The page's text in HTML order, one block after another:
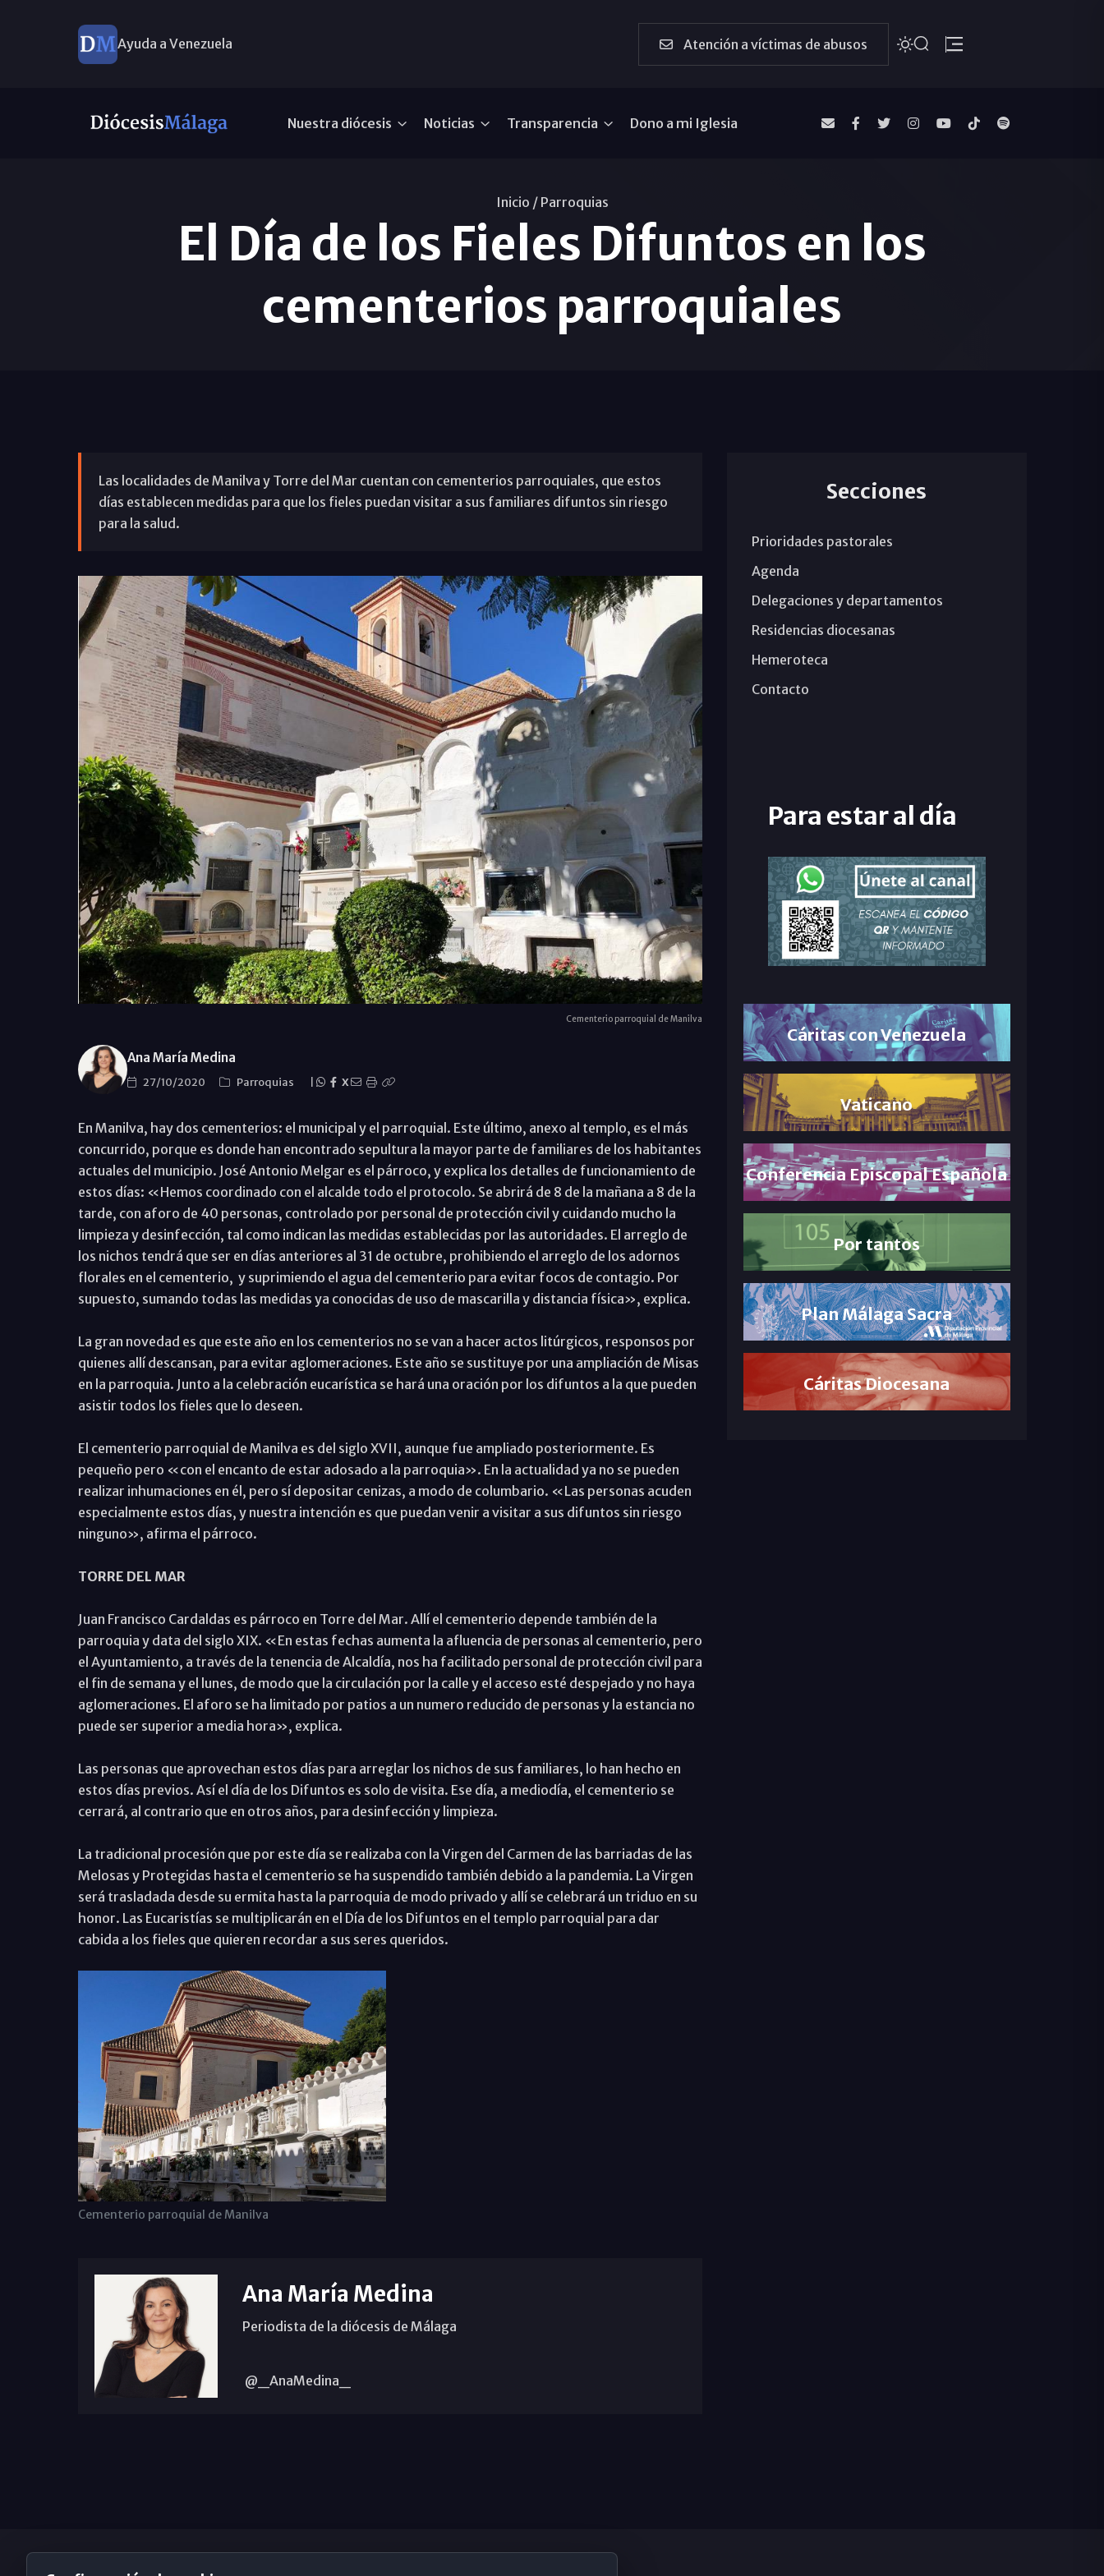
Ayuda a Venezuela Atención a víctimas de abusos
Nuestra diócesis Noticias Transparencia Dono a mi Iglesia
Inicio / Parroquias
El Día de los Fieles Difuntos en los
cementerios parroquiales
Las localidades de Manilva y Torre del Mar cuentan con cementerios parroquiales, que estos
días establecen medidas para que los fieles puedan visitar a sus familiares difuntos sin riesgo
para la salud.
Cementerio parroquial de Manilva
Ana María Medina
27/10/2020 Parroquias X
En Manilva, hay dos cementerios: el municipal y el parroquial. Este último, anexo al templo, es el más
concurrido, porque es donde han encontrado sepultura la mayor parte de familiares de los habitantes
actuales del municipio. José Antonio Melgar es el párroco, y explica los detalles de funcionamiento de
estos días: «Hemos coordinado con el alcalde todo el protocolo. Se abrirá de 8 de la mañana a 8 de la
tarde, con aforo de 40 personas, controlado por personal de protección civil y cuidando mucho la
limpieza y desinfección, tal como indican las medidas establecidas por las autoridades. El arreglo de
los nichos tendrá que ser en días anteriores al 31 de octubre, prohibiendo el arreglo de los adornos
florales en el cementerio, y suprimiendo el agua del cementerio para evitar focos de contagio. Por
supuesto, sumando todas las medidas ya conocidas de uso de mascarilla y distancia física», explica.
La gran novedad es que este año en los cementerios no se van a hacer actos litúrgicos, responsos por
quienes allí descansan, para evitar aglomeraciones. Este año se sustituye por una ampliación de Misas
en la parroquia. Junto a la celebración eucarística se hará una oración por los difuntos a la que pueden
asistir todos los fieles que lo deseen.
El cementerio parroquial de Manilva es del siglo XVII, aunque fue ampliado posteriormente. Es
pequeño pero «con el encanto de estar adosado a la parroquia». En la actualidad ya no se pueden
realizar inhumaciones en él, pero sí depositar cenizas, a modo de columbario. «Las personas acuden
especialmente estos días, y nuestra intención es que puedan venir a visitar a sus difuntos sin riesgo
ninguno», afirma el párroco.
TORRE DEL MAR
Juan Francisco Cardaldas es párroco en Torre del Mar. Allí el cementerio depende también de la
parroquia y data del siglo XIX. «En estas fechas aumenta la afluencia de personas al cementerio, pero
el Ayuntamiento, a través de la tenencia de Alcaldía, nos ha facilitado personal de protección civil para
el fin de semana y el lunes, de modo que la circulación por la calle y el acceso esté despejado y no haya
aglomeraciones. El aforo se ha limitado por patios a un numero reducido de personas y la estancia no
puede ser superior a media hora», explica.
Las personas que aprovechan estos días para arreglar los nichos de sus familiares, lo han hecho en
estos días previos. Así el día de los Difuntos es solo de visita. Ese día, a mediodía, el cementerio se
cerrará, al contrario que en otros años, para desinfección y limpieza.
La tradicional procesión que por este día se realizaba con la Virgen del Carmen de las barriadas de las
Melosas y Protegidas hasta el cementerio se ha suspendido también debido a la pandemia. La Virgen
será trasladada desde su ermita hasta la parroquia de modo privado y allí se celebrará un triduo en su
honor. Las Eucaristías se multiplicarán en el Día de los Difuntos en el templo parroquial para dar
cabida a los fieles que quieren recordar a sus seres queridos.
Cementerio parroquial de Manilva
Ana María Medina
Periodista de la diócesis de Málaga
@_AnaMedina_
Secciones
Prioridades pastorales
Agenda
Delegaciones y departamentos
Residencias diocesanas
Hemeroteca
Contacto
Para estar al día
Cáritas con Venezuela
Vaticano
Conferencia Episcopal Española
Por tantos
Plan Málaga Sacra
Cáritas Diocesana